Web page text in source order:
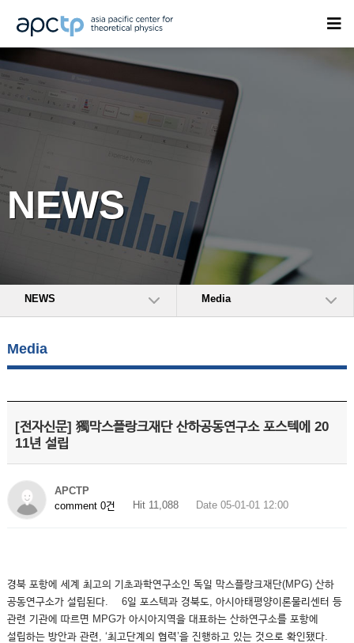
NEWS
NEWS Media
Media
[전자신문] 獨막스플랑크재단 산하공동연구소 포스텍에 20
11년 설립
APCTP
comment 0건
Hit 11,088 Date 05-01-01 12:00
경북 포항에 세계 최고의 기초과학연구소인 독일 막스플랑크재단(MPG) 산하
공동연구소가 설립된다. 6일 포스텍과 경북도, 아시아태평양이론물리센터 등
관련 기관에 따르면 MPG가 아시아지역을 대표하는 산하연구소를 포항에
설립하는 방안과 관련, ‘최고단계의 협력’을 진행하고 있는 것으로 확인됐다.